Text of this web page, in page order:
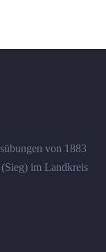
von 1883
im Landkreis